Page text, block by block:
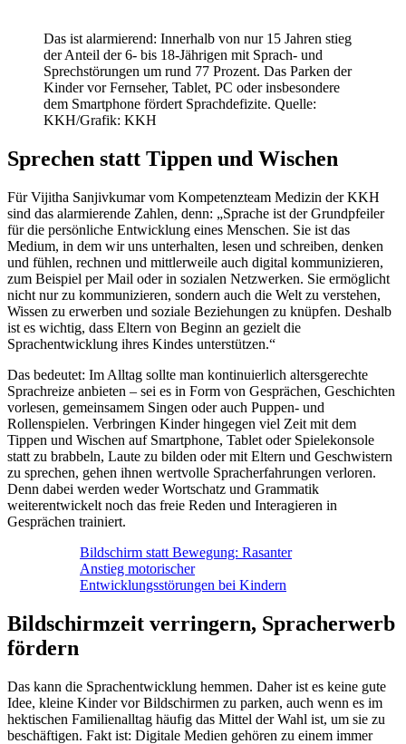
Das ist alarmierend: Innerhalb von nur 15 Jahren stieg
der Anteil der 6- bis 18-Jährigen mit Sprach- und
Sprechstörungen um rund 77 Prozent. Das Parken der
Kinder vor Fernseher, Tablet, PC oder insbesondere
dem Smartphone fördert Sprachdefizite. Quelle:
KKH/Grafik: KKH
Sprechen statt Tippen und Wischen
Für Vijitha Sanjivkumar vom Kompetenzteam Medizin der KKH
sind das alarmierende Zahlen, denn: „Sprache ist der Grundpfeiler
für die persönliche Entwicklung eines Menschen. Sie ist das
Medium, in dem wir uns unterhalten, lesen und schreiben, denken
und fühlen, rechnen und mittlerweile auch digital kommunizieren,
zum Beispiel per Mail oder in sozialen Netzwerken. Sie ermöglicht
nicht nur zu kommunizieren, sondern auch die Welt zu verstehen,
Wissen zu erwerben und soziale Beziehungen zu knüpfen. Deshalb
ist es wichtig, dass Eltern von Beginn an gezielt die
Sprachentwicklung ihres Kindes unterstützen.“
Das bedeutet: Im Alltag sollte man kontinuierlich altersgerechte
Sprachreize anbieten – sei es in Form von Gesprächen, Geschichten
vorlesen, gemeinsamem Singen oder auch Puppen- und
Rollenspielen. Verbringen Kinder hingegen viel Zeit mit dem
Tippen und Wischen auf Smartphone, Tablet oder Spielekonsole
statt zu brabbeln, Laute zu bilden oder mit Eltern und Geschwistern
zu sprechen, gehen ihnen wertvolle Spracherfahrungen verloren.
Denn dabei werden weder Wortschatz und Grammatik
weiterentwickelt noch das freie Reden und Interagieren in
Gesprächen trainiert.
Bildschirm statt Bewegung: Rasanter
Anstieg motorischer
Entwicklungsstörungen bei Kindern
Bildschirmzeit verringern, Spracherwerb
fördern
Das kann die Sprachentwicklung hemmen. Daher ist es keine gute
Idee, kleine Kinder vor Bildschirmen zu parken, auch wenn es im
hektischen Familienalltag häufig das Mittel der Wahl ist, um sie zu
beschäftigen. Fakt ist: Digitale Medien gehören zu einem immer